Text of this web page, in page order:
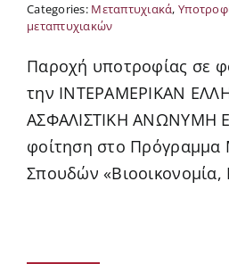
Categories: Μεταπτυχιακά,
μεταπτυχιακών
Παροχή υποτροφίας σε
την ΙΝΤΕΡΑΜΕΡΙΚΑΝ
ΑΣΦΑΛΙΣΤΙΚΗ ΑΝΩΝΥΜΗ
φοίτηση στο Πρόγραμμα
Σπουδών «Βιοοικονομία,